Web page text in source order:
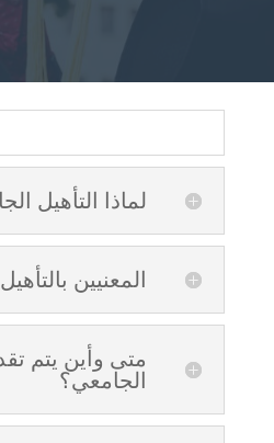
لماذا التأهيل
المعنيين
متى وأين يتم
الجامعي؟